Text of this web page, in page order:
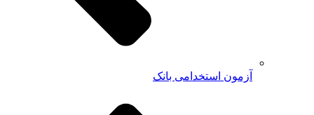
آزمون استخدامی بانک